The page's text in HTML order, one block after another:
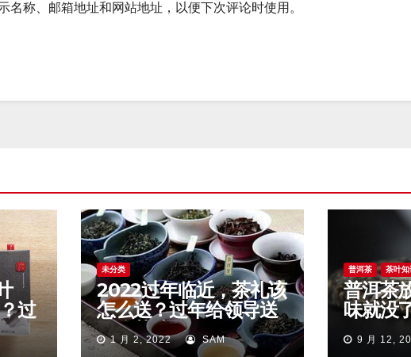
名称、邮箱地址和网站地址，以便下次评论时使用。
过
未分类
2022过年临近，茶礼该
怎么送？过年给领导送
什么茶叶好？
1 月 2, 2022 SAM
普洱茶 茶叶知
普洱茶
味就没
因？
9 月 12,